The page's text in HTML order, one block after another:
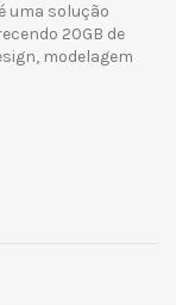
uma solução
20GB de
modelagem